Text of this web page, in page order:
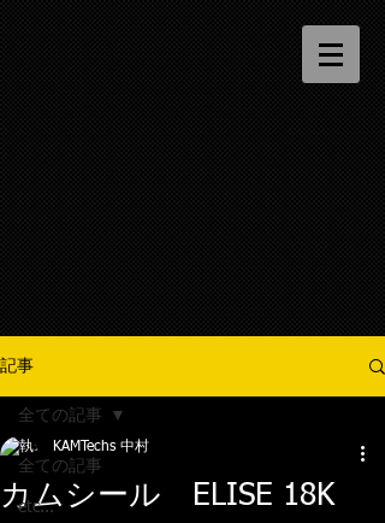
記事
全ての記事
etc...
全ての記事
カムシール ELISE 18K
KAMTechs 中村